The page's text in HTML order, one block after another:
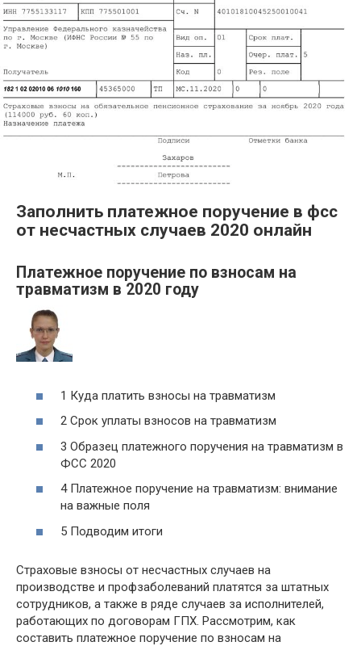
Заполнить платежное поручение в фсс
от несчастных случаев 2020 онлайн
Платежное поручение по взносам на
травматизм в 2020 году
1 Куда платить взносы на травматизм
2 Срок уплаты взносов на травматизм
3 Образец платежного поручения на травматизм в
ФСС 2020
4 Платежное поручение на травматизм: внимание
на важные поля
5 Подводим итоги
Страховые взносы от несчастных случаев на
производстве и профзаболеваний платятся за штатных
сотрудников, а также в ряде случаев за исполнителей,
работающих по договорам ГПХ. Рассмотрим, как
составить платежное поручение по взносам на